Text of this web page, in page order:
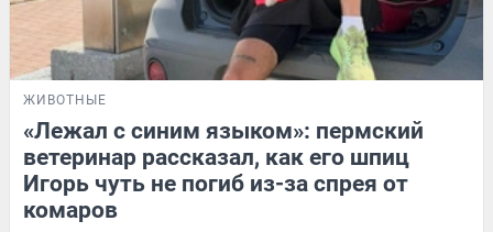
ЖИВОТНЫЕ
«Лежал с синим языком»: пермский
ветеринар рассказал, как его шпиц
Игорь чуть не погиб из-за спрея от
комаров